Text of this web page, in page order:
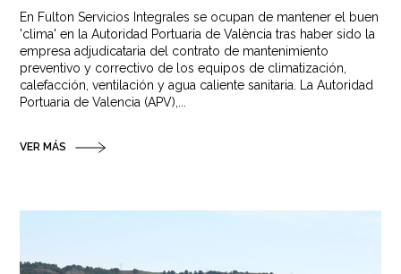
En Fulton Servicios Integrales se ocupan de mantener el buen
'clima' en la Autoridad Portuaria de València tras haber sido la
empresa adjudicataria del contrato de mantenimiento
preventivo y correctivo de los equipos de climatización,
calefacción, ventilación y agua caliente sanitaria. La Autoridad
Portuaria de Valencia (APV),...
VER MÁS